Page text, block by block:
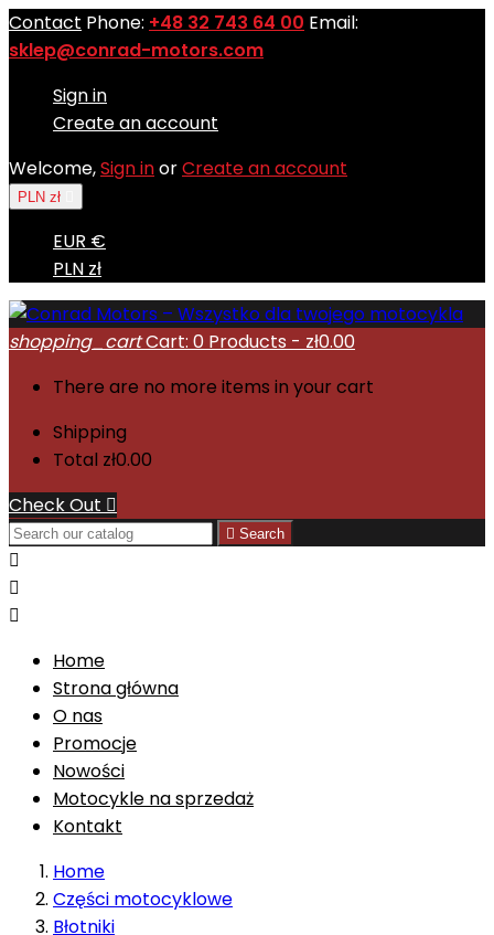
Contact Phone: +48 32 743 64 00 Email:
sklep@conrad-motors.com
Sign in
Create an account
Welcome,Sign inorCreate an account
PLN zł
EUR €
PLN zł
shopping_cartCart: 0 Products - zł0.00
There are no more items in your cart
Shipping
Total zł0.00
Check Out 
 Search



Home
Strona główna
O nas
Promocje
Nowości
Motocykle na sprzedaż
Kontakt
Home
Części motocyklowe
Błotniki